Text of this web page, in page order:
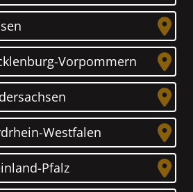
Vorpommern
Westfalen
Pfalz